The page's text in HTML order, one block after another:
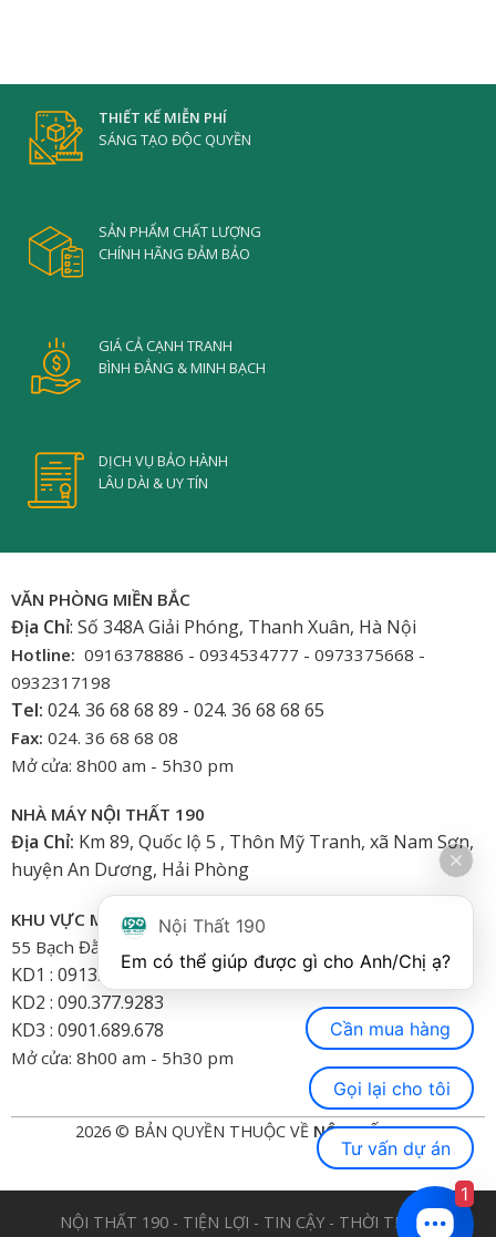
THIẾT KẾ MIỄN PHÍ
SÁNG TẠO ĐỘC QUYỀN
SẢN PHẨM CHẤT LƯỢNG
CHÍNH HÃNG ĐẢM BẢO
GIÁ CẢ CẠNH TRANH
BÌNH ĐẲNG & MINH BẠCH
DỊCH VỤ BẢO HÀNH
LÂU DÀI & UY TÍN
VĂN PHÒNG MIỀN BẮC
Địa Chỉ: Số 348A Giải Phóng, Thanh Xuân, Hà Nội
Hotline: 0916378886 - 0934534777 - 0973375668 -
0932317198
Tel: 024. 36 68 68 89 - 024. 36 68 68 65
Fax: 024. 36 68 68 08
Mở cửa: 8h00 am - 5h30 pm
NHÀ MÁY NỘI THẤT 190
Địa Chỉ: Km 89, Quốc lộ 5 , Thôn Mỹ Tranh, xã Nam Sơn,
huyện An Dương, Hải Phòng
KHU VỰC MIỀN NAM
55 Bạch Đằng, Phường 15, Bình Thạnh-HCM
KD1 : 0913.922.926
KD2 : 090.377.9283
KD3 : 0901.689.678
Mở cửa: 8h00 am - 5h30 pm
2026 © BẢN QUYỀN THUỘC VỀ NỘI THẤT 190
NỘI THẤT 190 - TIỆN LỢI - TIN CẬY - THỜI TRANG
Nội Thất 190
Cần mua hàng
Gọi lại cho tôi
Tư vấn dự án
1